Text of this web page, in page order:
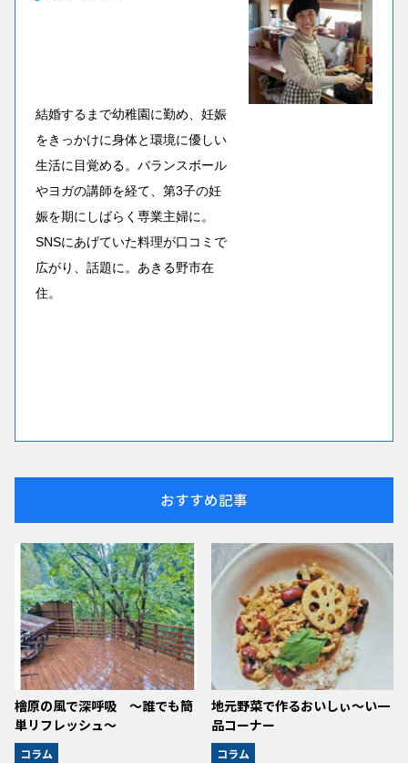
結婚するまで幼稚園に勤め、妊娠
をきっかけに身体と環境に優しい
生活に目覚める。バランスボール
やヨガの講師を経て、第3子の妊
娠を期にしばらく専業主婦に。
SNSにあげていた料理が口コミで
広がり、話題に。あきる野市在
住。
おすすめ記事
檜原の風で深呼吸 ～誰でも簡
単リフレッシュ～
コラム
地元野菜で作るおいしぃ～い一
品コーナー
コラム